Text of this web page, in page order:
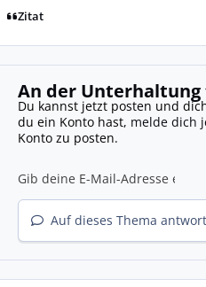
Zitat
An der
Du kannst jetzt posten und
du ein Konto hast, melde dich
Konto zu posten.
Auf dieses Thema